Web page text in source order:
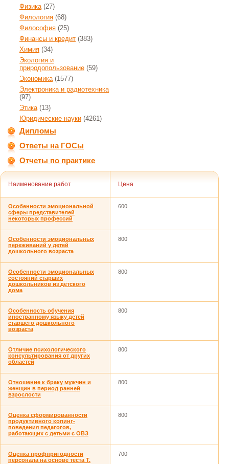
Физика(27)
Филология (68)
Философия (25)
Финансы и кредит (383)
Химия (34)
Экология и
природопользование (59)
Экономика(1577)
Электроника и радиотехника
(97)
Этика(13)
Юридические науки (4261)
Дипломы
Ответы на ГОСы
Отчеты по практике
Наименование работ Цена
Особенности эмоциональной
сферы представителей
некоторых профессий
600
Особенности эмоциональных
переживаний у детей
дошкольного возраста
800
Особенности эмоциональных
состояний старших
дошкольников из детского
дома
800
Особенность обучения
иностранному языку детей
старшего дошкольного
возраста
800
Отличие психологического
консультирования от других
областей
800
Отношение к браку мужчин и
женщин в период ранней
взрослости
800
Оценка сформированности
продуктивного копинг-
поведения педагогов,
работающих с детьми с ОВЗ
800
Оценка профпригодности
персонала на основе теста Т.
700